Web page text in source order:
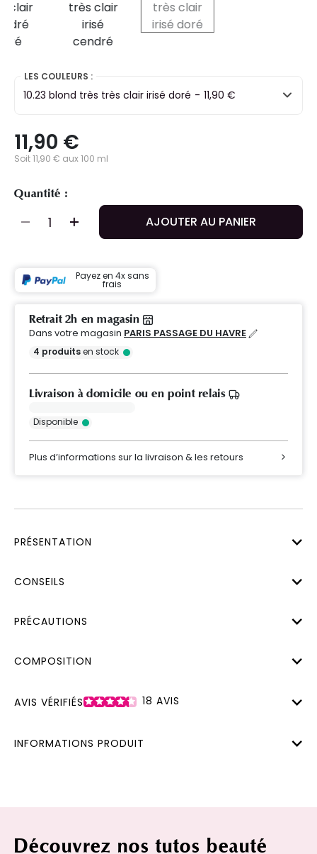
selected
LES COULEURS :
10.23 blond très très clair irisé doré - 11,90 €
11,90 €
Soit 11,90 € aux 100 ml
Quantité :
AJOUTER AU PANIER
Payez en 4x sans
frais
Retrait 2h en magasin
Dans votre magasin PARIS PASSAGE DU HAVRE
4 produitsen stock
Livraison à domicile ou en point relais
Disponible
Plus d’informations sur la livraison & les retours
PRÉSENTATION
CONSEILS
PRÉCAUTIONS
COMPOSITION
AVIS VÉRIFIÉS 18 AVIS
INFORMATIONS PRODUIT
Découvrez nos tutos beauté